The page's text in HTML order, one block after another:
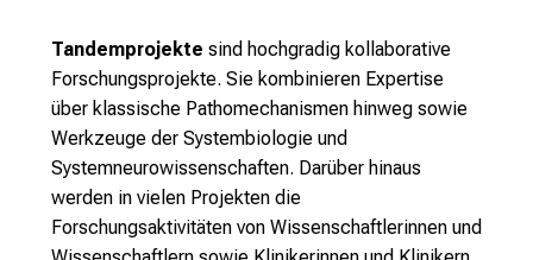
Tandemprojekte sind hochgradig kollaborative
Forschungsprojekte. Sie kombinieren Expertise
über klassische Pathomechanismen hinweg sowie
Werkzeuge der Systembiologie und
Systemneurowissenschaften. Darüber hinaus
werden in vielen Projekten die
Forschungsaktivitäten von Wissenschaftlerinnen und